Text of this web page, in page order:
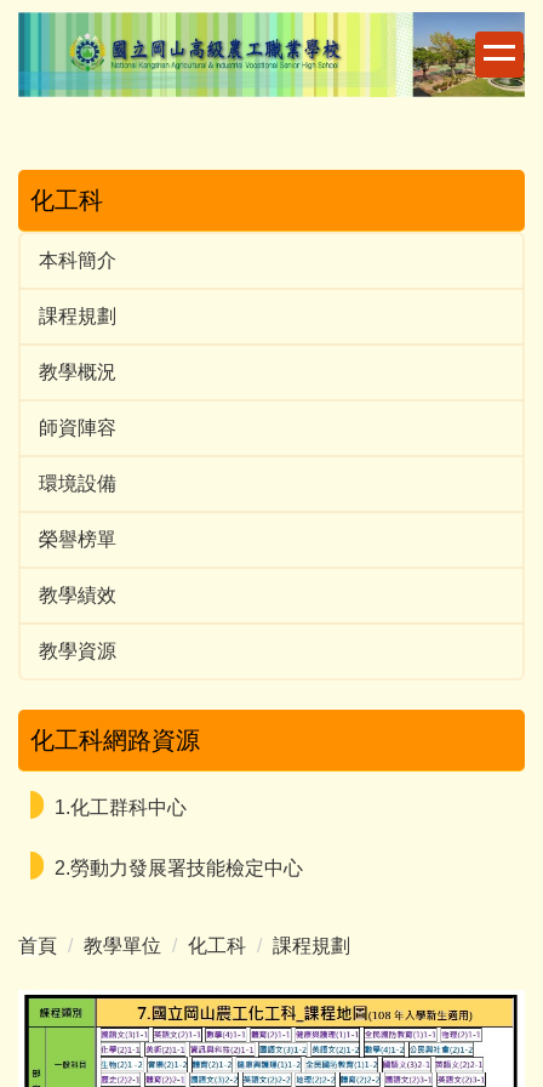
跳
主
化工科
本科簡介
課程規劃
教學概況
師資陣容
環境設備
榮譽榜單
教學績效
教學資源
化工科網路資源
1.化工群科中心
2.勞動力發展署技能檢定中心
首頁 教學單位 化工科 課程規劃